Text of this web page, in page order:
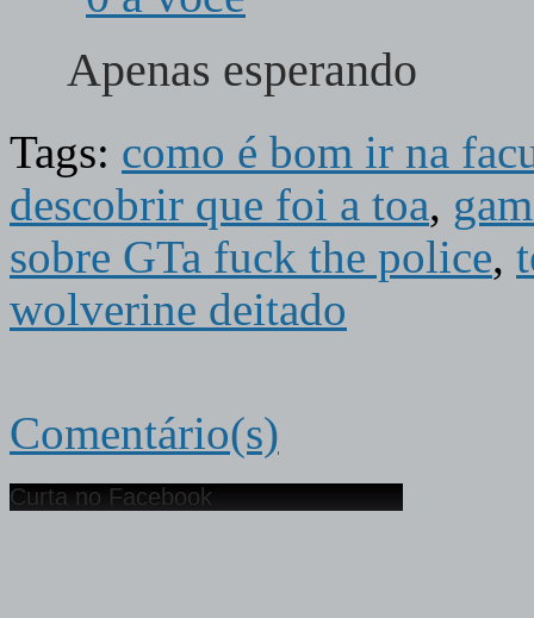
Apenas esperando
Tags: como é bom ir na
descobrir que foi a toa,
sobre GTa fuck the police,
wolverine deitado
Comentário(s)
Curta no Facebook